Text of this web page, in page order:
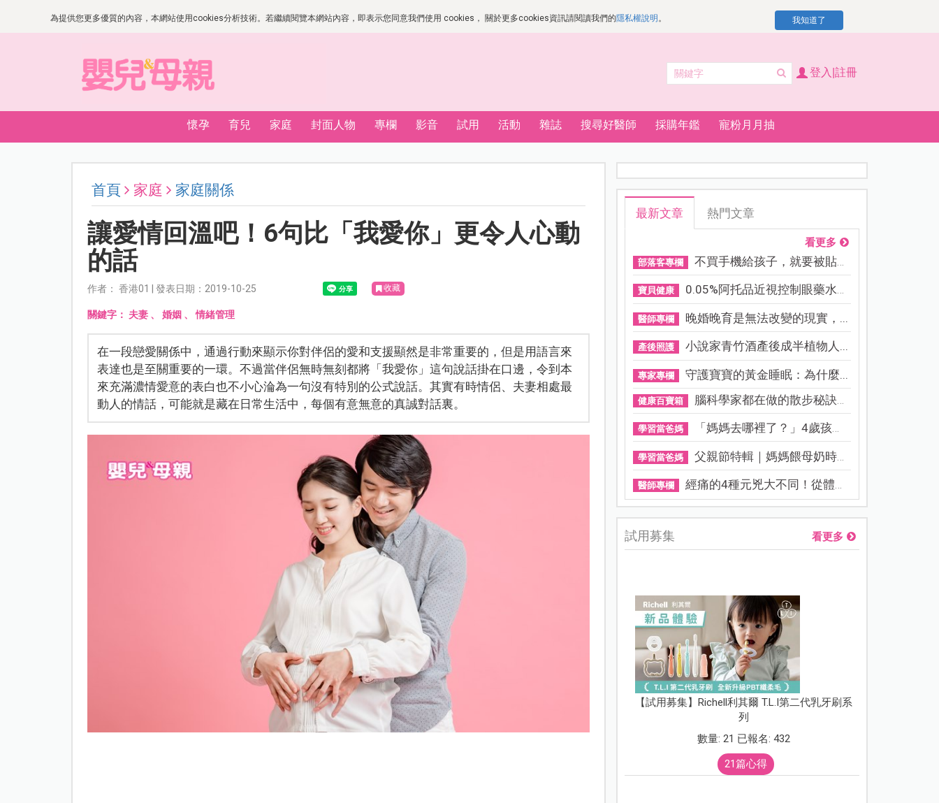
為提供您更多優質的內容，本網站使用cookies分析技術。若繼續閱覽本網站內容，即表示您同意我們使用 cookies， 關於更多cookies資訊請閱讀我們的隱私權說明 。 我知道了
登入|註冊
懷孕 育兒 家庭 封面人物 專欄 影音 試用 活動 雜誌 搜尋好醫師 採購年鑑 寵粉月月抽
首頁 家庭 家庭關係
讓愛情回溫吧！6句比「我愛你」更令人心動
的話
作者： 香港01 | 發表日期：2019-10-25 收藏
關鍵字： 夫妻、 婚姻 、情緒管理
在一段戀愛關係中，通過行動來顯示你對伴侶的愛和支援顯然是非常重要的，但是用語言來
表達也是至關重要的一環。不過當伴侶無時無刻都將「我愛你」這句說話掛在口邊，令到本
來充滿濃情愛意的表白也不小心淪為一句沒有特別的公式說話。其實有時情侶、夫妻相處最
動人的情話，可能就是藏在日常生活中，每個有意無意的真誠對話裏。
最新文章 熱門文章
看更多
部落客專欄 不買手機給孩子，就要被貼「...
寶貝健康 0.05%阿托品近視控制眼藥水納...
醫師專欄 晚婚晚育是無法改變的現實，...
產後照護 小說家青竹酒產後成半植物人...
專家專欄 守護寶寶的黃金睡眠：為什麼...
健康百寶箱 腦科學家都在做的散步秘訣！...
學習當爸媽 「媽媽去哪裡了？」4歲孩子還...
學習當爸媽 父親節特輯｜媽媽餵母奶時，...
醫師專欄 經痛的4種元兇大不同！從體質...
試用募集 看更多
【試用募集】Richell利其爾 T.L.I第二代乳牙刷系
列
數量: 21 已報名: 432
21篇心得